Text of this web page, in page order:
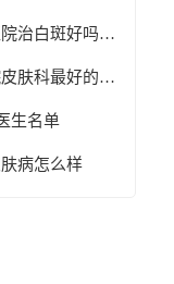
上海市第十人民医院治白斑好吗知乎
哈尔滨市第二医院皮肤科最好的医生
生名单
病怎么样